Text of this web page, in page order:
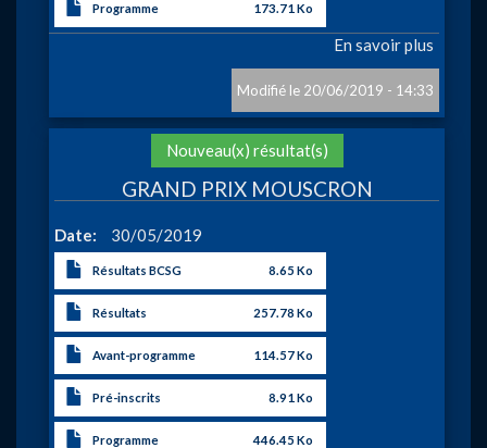
Programme 173.71 Ko
En savoir plus
20/06/2019 - 14:33
Action
Nouveau(x) résultat(s)
GRAND PRIX MOUSCRON
Date 30/05/2019
Résultats BCSG 8.65 Ko
Résultats 257.78 Ko
Avant-programme 114.57 Ko
Pré-inscrits 8.91 Ko
Programme 446.45 Ko